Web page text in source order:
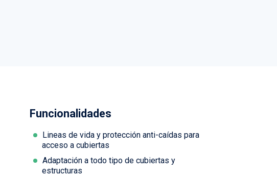
Funcionalidades
Lineas de vida y protección anti-caídas para
acceso a cubiertas
Adaptación a todo tipo de cubiertas y
estructuras